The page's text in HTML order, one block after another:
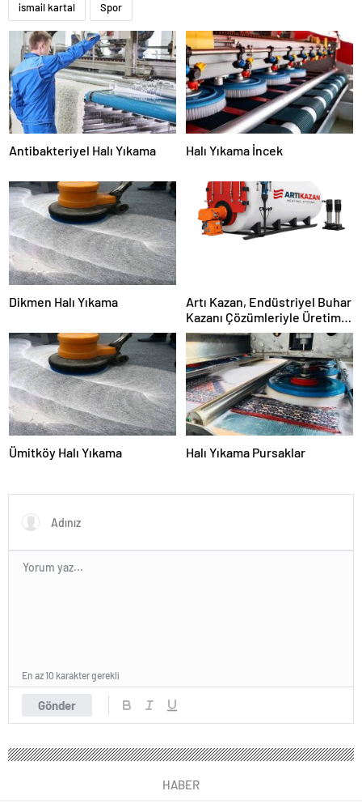
ismail kartal Spor
Antibakteriyel Halı Yıkama Halı Yıkama İncek
Dikmen Halı Yıkama
Artı Kazan, Endüstriyel Buhar
Kazanı Çözümleriyle Üretim
Tesislerine Verimli Sistemler
Sunuyor
Ümitköy Halı Yıkama Halı Yıkama Pursaklar
Gönder
En az 10 karakter gerekli
HABER